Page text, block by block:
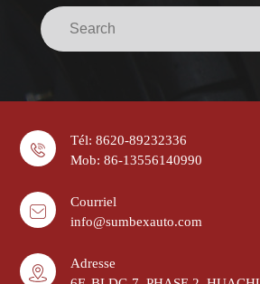
Tél: 8620-89232336
Mob: 86-13556140990
Courriel
info@sumbexauto.com
Adresse